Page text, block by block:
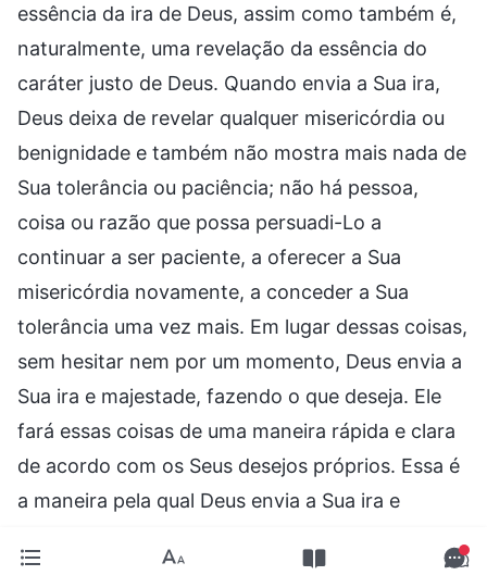
essência da ira de Deus, assim como também é,
naturalmente, uma revelação da essência do
caráter justo de Deus. Quando envia a Sua ira,
Deus deixa de revelar qualquer misericórdia ou
benignidade e também não mostra mais nada de
Sua tolerância ou paciência; não há pessoa,
coisa ou razão que possa persuadi-Lo a
continuar a ser paciente, a oferecer a Sua
misericórdia novamente, a conceder a Sua
tolerância uma vez mais. Em lugar dessas coisas,
sem hesitar nem por um momento, Deus envia a
Sua ira e majestade, fazendo o que deseja. Ele
fará essas coisas de uma maneira rápida e clara
de acordo com os Seus desejos próprios. Essa é
a maneira pela qual Deus envia a Sua ira e
e é também uma expressão de um aspecto de